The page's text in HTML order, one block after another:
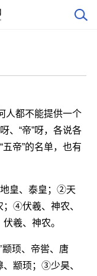
人都不能提供一个
、“帝”呀，各说各
帝”的名单，也有
皇、泰皇；②天
④伏羲、神农、
羲、神农。
顼、帝喾、唐
颛顼；③少昊、